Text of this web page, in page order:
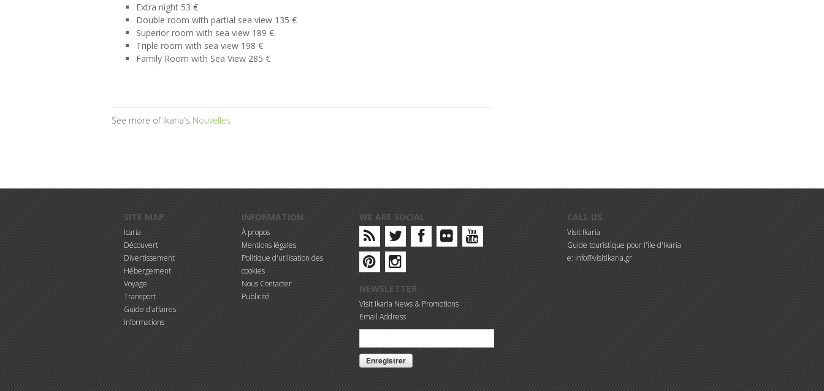
Extra night 53 €
Double room with partial sea view 135 €
Superior room with sea view 189 €
Triple room with sea view 198 €
Family Room with Sea View 285 €
See more of Ikaria's Nouvelles
SITE MAP
Icaria
Découvert
Divertissement
Hébergement
Voyage
Transport
Guide d'affaires
Informations
INFORMATION
À propos
Mentions légales
Politique d'utilisation des
cookies
Nous Contacter
Publicité
WE ARE SOCIAL
NEWSLETTER
Visit Ikaria News & Promotions
Email Address
CALL US
Visit Ikaria
Guide touristique pour l'île d'Ikaria
e: info@visitikaria.gr